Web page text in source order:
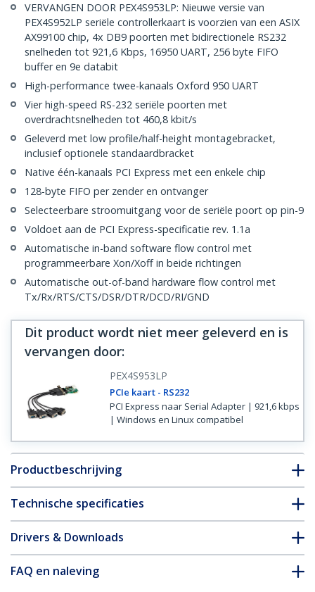
VERVANGEN DOOR PEX4S953LP: Nieuwe versie van
PEX4S952LP seriële controllerkaart is voorzien van een ASIX
AX99100 chip, 4x DB9 poorten met bidirectionele RS232
snelheden tot 921,6 Kbps, 16950 UART, 256 byte FIFO
buffer en 9e databit
High-performance twee-kanaals Oxford 950 UART
Vier high-speed RS-232 seriële poorten met
overdrachtsnelheden tot 460,8 kbit/s
Geleverd met low profile/half-height montagebracket,
inclusief optionele standaardbracket
Native één-kanaals PCI Express met een enkele chip
128-byte FIFO per zender en ontvanger
Selecteerbare stroomuitgang voor de seriële poort op pin-9
Voldoet aan de PCI Express-specificatie rev. 1.1a
Automatische in-band software flow control met
programmeerbare Xon/Xoff in beide richtingen
Automatische out-of-band hardware flow control met
Tx/Rx/RTS/CTS/DSR/DTR/DCD/RI/GND
Dit product wordt niet meer geleverd en is
vervangen door:
PEX4S953LP
PCIe kaart - RS232
PCI Express naar Serial Adapter | 921,6 kbps
| Windows en Linux compatibel
Productbeschrijving
Technische specificaties
Drivers & Downloads
FAQ en naleving